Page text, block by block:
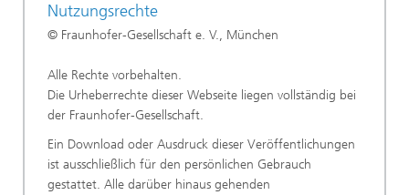
Nutzungsrechte
© Fraunhofer-Gesellschaft e. V., München
Alle Rechte vorbehalten.
Die Urheberrechte dieser Webseite liegen vollständig bei
der Fraunhofer-Gesellschaft.
Ein Download oder Ausdruck dieser Veröffentlichungen
ist ausschließlich für den persönlichen Gebrauch
gestattet. Alle darüber hinaus gehenden